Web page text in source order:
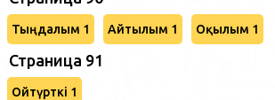
Тыңдалым 1 Айтылым 1 Оқылым 1
Страница 91
Ойтүрткі 1